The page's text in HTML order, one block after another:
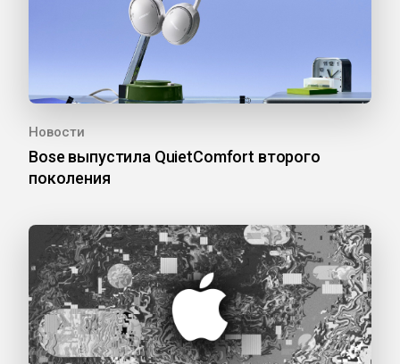
Новости
Bose выпустила QuietComfort второго
поколения